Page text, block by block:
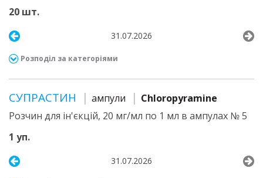
20 шт.
31.07.2026
Розподіл за категоріями
СУПРАСТИН ампули
Chloropyramine
Розчин для ін'єкцій, 20 мг/мл по 1 мл в ампулах № 5
1 уп.
31.07.2026